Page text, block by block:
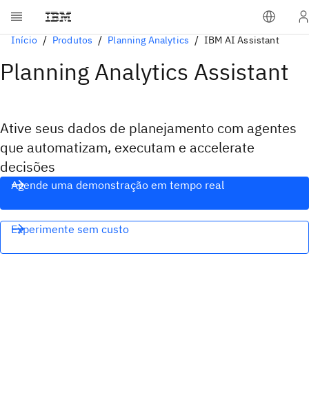
Início Produtos Planning Analytics IBM AI Assistant
Planning Analytics Assistant
Ative seus dados de planejamento com agentes
que automatizam, executam e accelerate
decisões
Agende uma demonstração em tempo real
Experimente sem custo